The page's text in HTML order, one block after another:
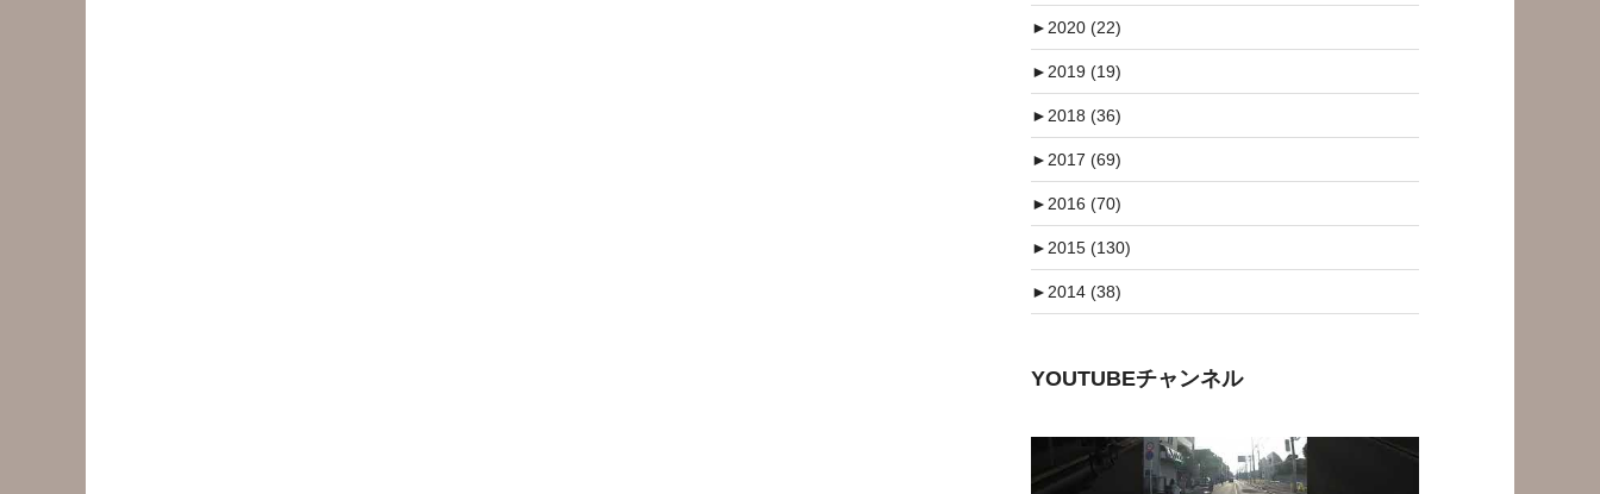
►2020 (22)
►2019 (19)
►2018 (36)
►2017 (69)
►2016 (70)
►2015 (130)
►2014 (38)
YOUTUBEチャンネル